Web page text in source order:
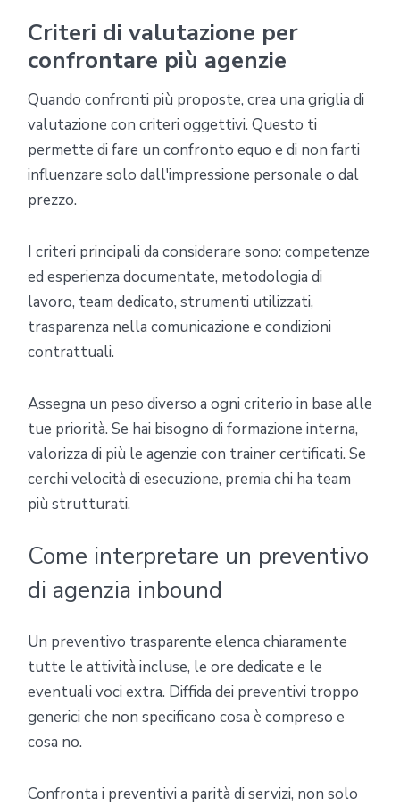
Criteri di valutazione per
confrontare più agenzie
Quando confronti più proposte, crea una griglia di
valutazione con criteri oggettivi. Questo ti
permette di fare un confronto equo e di non farti
influenzare solo dall'impressione personale o dal
prezzo.
I criteri principali da considerare sono: competenze
ed esperienza documentate, metodologia di
lavoro, team dedicato, strumenti utilizzati,
trasparenza nella comunicazione e condizioni
contrattuali.
Assegna un peso diverso a ogni criterio in base alle
tue priorità. Se hai bisogno di formazione interna,
valorizza di più le agenzie con trainer certificati. Se
cerchi velocità di esecuzione, premia chi ha team
più strutturati.
Come interpretare un preventivo
di agenzia inbound
Un preventivo trasparente elenca chiaramente
tutte le attività incluse, le ore dedicate e le
eventuali voci extra. Diffida dei preventivi troppo
generici che non specificano cosa è compreso e
cosa no.
Confronta i preventivi a parità di servizi, non solo